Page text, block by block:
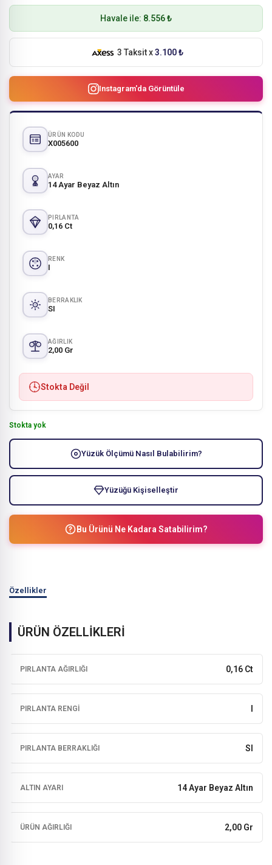
Havale ile: 8.556 ₺
3 Taksit x3.100 ₺
Instagram'da Görüntüle
ÜRÜN KODU
X005600
AYAR
14 Ayar Beyaz Altın
PIRLANTA
0,16 Ct
RENK
I
BERRAKLIK
SI
AĞIRLIK
2,00 Gr
Stokta Değil
Stokta yok
Yüzük Ölçümü Nasıl Bulabilirim?
Yüzüğü Kişiselleştir
Bu Ürünü Ne Kadara Satabilirim?
Özellikler
ÜRÜN ÖZELLİKLERİ
PIRLANTA AĞIRLIĞI 0,16 Ct
PIRLANTA RENGI I
PIRLANTA BERRAKLIĞI SI
ALTIN AYARI 14 Ayar Beyaz Altın
ÜRÜN AĞIRLIĞI 2,00 Gr